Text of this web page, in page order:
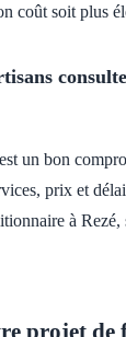
coût soit plus
est un bon
prix et
à Rezé,
projet de